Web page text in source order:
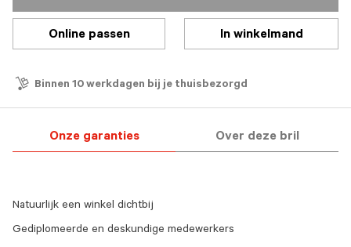
Online passen In winkelmand
Binnen 10 werkdagen bij je thuisbezorgd
Onze garanties Over deze bril
Natuurlijk een winkel dichtbij
Gediplomeerde en deskundige medewerkers